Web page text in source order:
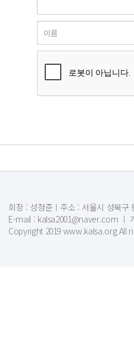
회장 : 성정준ㅣ주소 : 서울시 성북구
E-mail : kalsa2001@naver.com ㅣ
Copyright 2019 www.kalsa.org All